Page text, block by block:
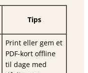
Tips
Print eller gem et
PDF-kort offline
til dage med